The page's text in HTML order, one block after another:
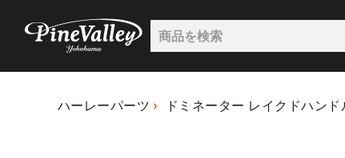
ハーレーパーツ ドミネーター レイクドハン